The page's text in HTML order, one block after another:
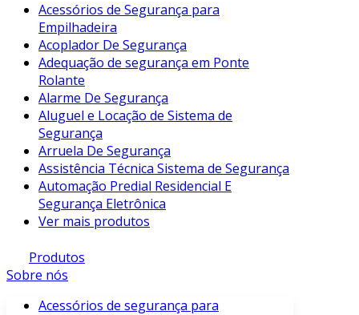
Acessórios de Segurança para
Empilhadeira
Acoplador De Segurança
Adequação de segurança em Ponte
Rolante
Alarme De Segurança
Aluguel e Locação de Sistema de
Segurança
Arruela De Segurança
Assistência Técnica Sistema de Segurança
Automação Predial Residencial E
Segurança Eletrônica
Ver mais produtos
Produtos
Sobre nós
Acessórios de segurança para